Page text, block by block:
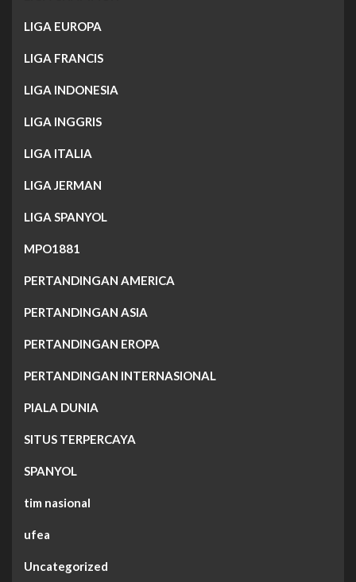
LIGA EUROPA
LIGA FRANCIS
LIGA INDONESIA
LIGA INGGRIS
LIGA ITALIA
LIGA JERMAN
LIGA SPANYOL
MPO1881
PERTANDINGAN AMERICA
PERTANDINGAN ASIA
PERTANDINGAN EROPA
PERTANDINGAN INTERNASIONAL
PIALA DUNIA
SITUS TERPERCAYA
SPANYOL
tim nasional
ufea
Uncategorized